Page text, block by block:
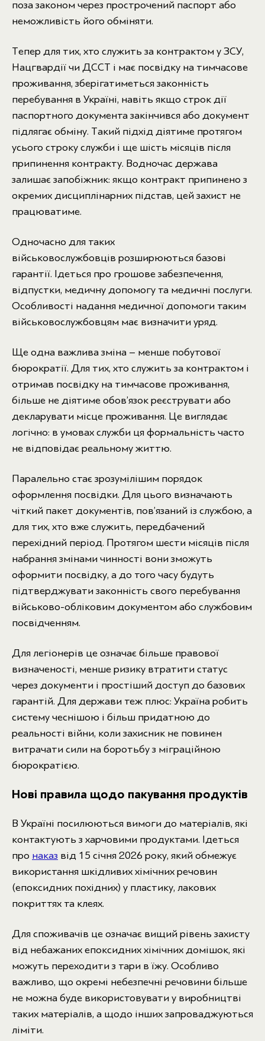
поза законом через прострочений паспорт або
неможливість його обміняти.
Тепер для тих, хто служить за контрактом у ЗСУ,
Нацгвардії чи ДССТ і має посвідку на тимчасове
проживання, зберігатиметься законність
перебування в Україні, навіть якщо строк дії
паспортного документа закінчився або документ
підлягає обміну. Такий підхід діятиме протягом
усього строку служби і ще шість місяців після
припинення контракту. Водночас держава
залишає запобіжник: якщо контракт припинено з
окремих дисциплінарних підстав, цей захист не
працюватиме.
Одночасно для таких
військовослужбовців розширюються базові
гарантії. Ідеться про грошове забезпечення,
відпустки, медичну допомогу та медичні послуги.
Особливості надання медичної допомоги таким
військовослужбовцям має визначити уряд.
Ще одна важлива зміна – менше побутової
бюрократії. Для тих, хто служить за контрактом і
отримав посвідку на тимчасове проживання,
більше не діятиме обов’язок реєструвати або
декларувати місце проживання. Це виглядає
логічно: в умовах служби ця формальність часто
не відповідає реальному життю.
Паралельно стає зрозумілішим порядок
оформлення посвідки. Для цього визначають
чіткий пакет документів, пов’язаний із службою, а
для тих, хто вже служить, передбачений
перехідний період. Протягом шести місяців після
набрання змінами чинності вони зможуть
оформити посвідку, а до того часу будуть
підтверджувати законність свого перебування
військово-обліковим документом або службовим
посвідченням.
Для легіонерів це означає більше правової
визначеності, менше ризику втратити статус
через документи і простіший доступ до базових
гарантій. Для держави теж плюс: Україна робить
систему чеснішою і більш придатною до
реальності війни, коли захисник не повинен
витрачати сили на боротьбу з міграційною
бюрократією.
Нові правила щодо пакування продуктів
В Україні посилюються вимоги до матеріалів, які
контактують з харчовими продуктами. Ідеться
про наказ від 15 січня 2026 року, який обмежує
використання шкідливих хімічних речовин
(епоксидних похідних) у пластику, лакових
покриттях та клеях.
Для споживачів це означає вищий рівень захисту
від небажаних епоксидних хімічних домішок, які
можуть переходити з тари в їжу. Особливо
важливо, що окремі небезпечні речовини більше
не можна буде використовувати у виробництві
таких матеріалів, а щодо інших запроваджуються
ліміти.